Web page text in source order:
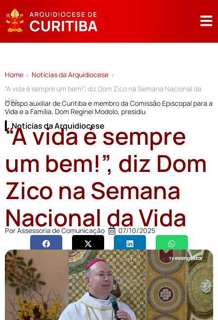
Home > Notícias da Arquidiocese >
“A vida é sempre um bem!”, diz Dom Zico na Semana Nacional da
Vida
O bispo auxiliar de Curitiba e membro da Comissão Episcopal para a
Vida e a Família, Dom Reginei Modolo, presidiu
Notícias da Arquidiocese
“A vida é sempre
um bem!”, diz Dom
Zico na Semana
Nacional da Vida
PorAssessoria de Comunicação 07/10/2025